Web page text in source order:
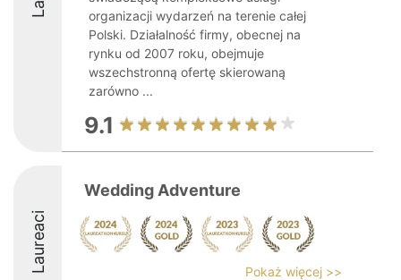
organizacji wydarzeń na terenie całej
Polski. Działalność firmy, obecnej na
rynku od 2007 roku, obejmuje
wszechstronną ofertę skierowaną
zarówno ...
9.1
Laureaci
Wedding Adventure
Pokaż więcej >>